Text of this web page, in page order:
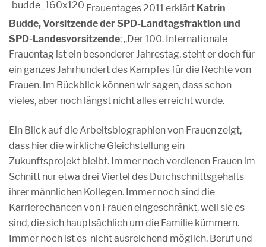
Frauentages 2011 erklärt Katrin
Budde, Vorsitzende der SPD-Landtagsfraktion und
SPD-Landesvorsitzende: „Der 100. Internationale
Frauentag ist ein besonderer Jahrestag, steht er doch für
ein ganzes Jahrhundert des Kampfes für die Rechte von
Frauen. Im Rückblick können wir sagen, dass schon
vieles, aber noch längst nicht alles erreicht wurde.
Ein Blick auf die Arbeitsbiographien von Frauen zeigt,
dass hier die wirkliche Gleichstellung ein
Zukunftsprojekt bleibt. Immer noch verdienen Frauen im
Schnitt nur etwa drei Viertel des Durchschnittsgehalts
ihrer männlichen Kollegen. Immer noch sind die
Karrierechancen von Frauen eingeschränkt, weil sie es
sind, die sich hauptsächlich um die Familie kümmern.
Immer noch ist es nicht ausreichend möglich, Beruf und